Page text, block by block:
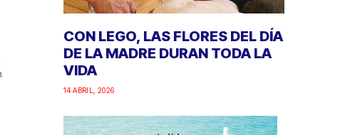
CON LEGO, LAS FLORES DEL DÍA
DE LA MADRE DURAN TODA LA
VIDA
14 ABRIL, 2026